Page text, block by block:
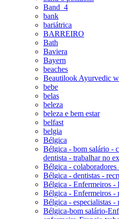
Band_4
bank
bariátrica
BARREIRO
Bath
Baviera
Bayern
beaches
Beautilook Ayurvedic
bebe
belas
beleza
beleza e bem estar
belfast
belgia
Bélgica
Bélgica - bom salário -
dentista - trabalhar no
Bélgica - colaboradores
Bélgica - dentistas -
Bélgica - Enfermeiros -
Bélgica - Enfermeiros -
Bélgica - especialistas -
Bélgica-bom salário-